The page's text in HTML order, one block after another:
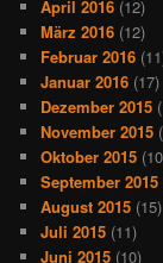
April 2016 (12)
März 2016 (12)
Februar 2016
Januar 2016 (17)
Dezember 2015
November 2015
Oktober 2015
September 2015
August 2015 (15)
Juli 2015 (11)
Juni 2015 (10)